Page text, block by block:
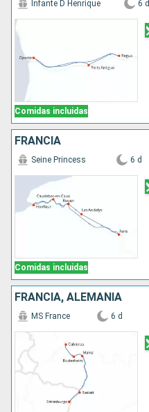
Comidas incluidas
Infante D Henrique 6 d
FRANCIA
Comidas incluidas
Seine Princess 6 d
FRANCIA, ALEMANIA
MS France 6 d